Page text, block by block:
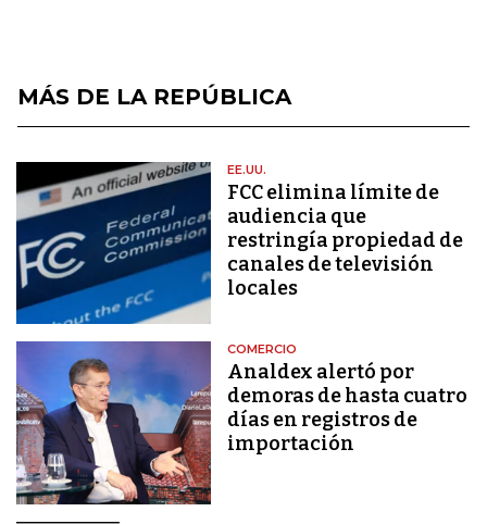
MÁS DE LA REPÚBLICA
EE.UU.
FCC elimina límite de
audiencia que
restringía propiedad de
canales de televisión
locales
COMERCIO
Analdex alertó por
demoras de hasta cuatro
días en registros de
importación